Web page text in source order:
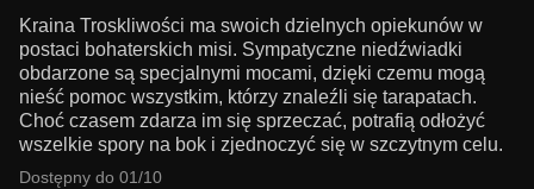
Kraina Troskliwości ma swoich dzielnych opiekunów w
postaci bohaterskich misi. Sympatyczne niedźwiadki
obdarzone są specjalnymi mocami, dzięki czemu mogą
nieść pomoc wszystkim, którzy znaleźli się tarapatach.
Choć czasem zdarza im się sprzeczać, potrafią odłożyć
wszelkie spory na bok i zjednoczyć się w szczytnym celu.
Dostępny do 01/10